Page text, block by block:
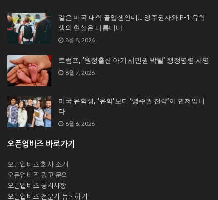
같은 미국 대학 졸업생인데… 영주권자와 F-1 유학
생의 현실은 다릅니다
8월 8, 2026
트럼프, ‘원정출산 아기 시민권 박탈’ 행정명령 서명
8월 7, 2026
미국 유학생, ‘유학’보다 ‘영주권 전략’이 먼저입니
다
8월 6, 2026
오픈업비즈 바로가기
오픈업비즈 회사 소개
오픈업비즈 광고 문의
오픈업비즈 공지사항
오픈업비즈 전문가 등록하기